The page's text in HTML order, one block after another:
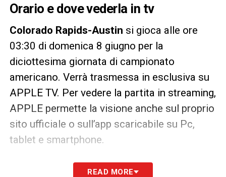
Orario e dove vederla in tv
Colorado Rapids-Austin si gioca alle ore
03:30 di domenica 8 giugno per la
diciottesima giornata di campionato
americano. Verrà trasmessa in esclusiva su
APPLE TV. Per vedere la partita in streaming,
APPLE permette la visione anche sul proprio
sito ufficiale o sull’app scaricabile su Pc,
tablet e smartphone.
LA PLAYLIST DELLE NOSTRE TOP NEWS
READ MORE